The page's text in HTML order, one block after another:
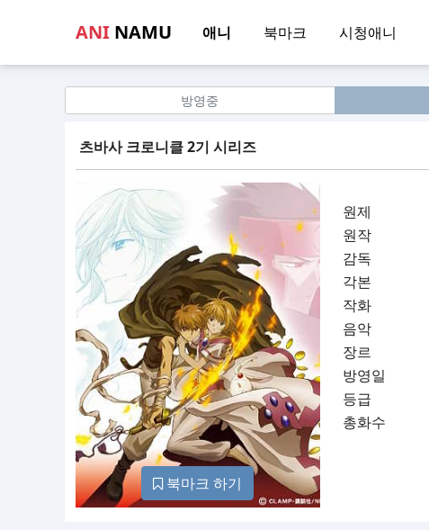
ANI NAMU 애니 북마크 시청애니
방영중
츠바사 크로니클 2기 시리즈
북마크 하기
원제
원작
감독
각본
작화
음악
장르
방영일
등급
총화수